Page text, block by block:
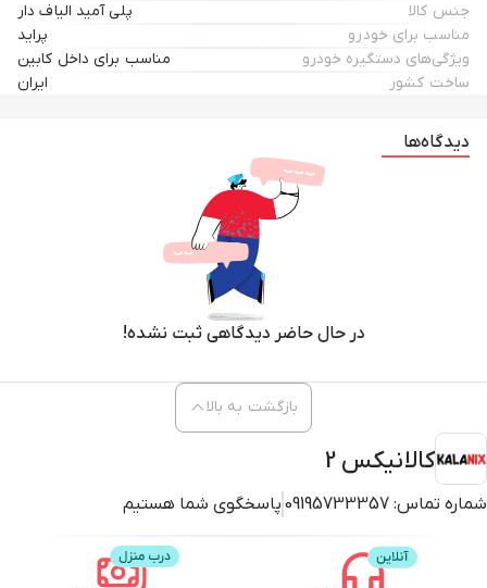
جنس کالا
پلی آمید الیاف دار
مناسب برای خودرو
پراید
ویژگی‌های دستگیره خودرو
مناسب برای داخل کابین
ساخت کشور
ایران
دیدگاه‌ها
در حال حاضر دیدگاهی ثبت نشده!
کالانیکس 2
شماره تماس: 09195733357 پاسخگوی شما هستیم
بازگشت به بالا